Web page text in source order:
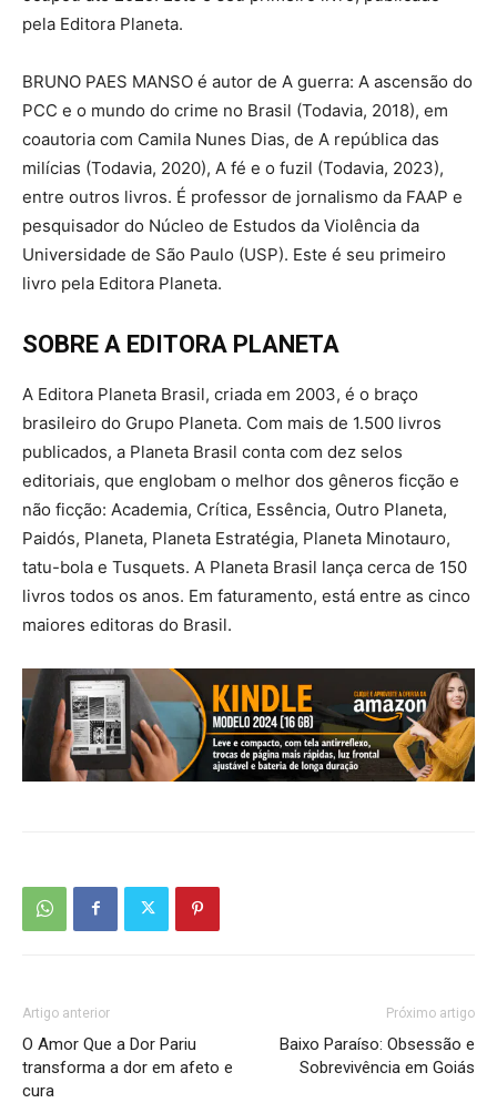
pela Editora Planeta.
BRUNO PAES MANSO é autor de A guerra: A ascensão do
PCC e o mundo do crime no Brasil (Todavia, 2018), em
coautoria com Camila Nunes Dias, de A república das
milícias (Todavia, 2020), A fé e o fuzil (Todavia, 2023),
entre outros livros. É professor de jornalismo da FAAP e
pesquisador do Núcleo de Estudos da Violência da
Universidade de São Paulo (USP). Este é seu primeiro
livro pela Editora Planeta.
SOBRE A EDITORA PLANETA
A Editora Planeta Brasil, criada em 2003, é o braço
brasileiro do Grupo Planeta. Com mais de 1.500 livros
publicados, a Planeta Brasil conta com dez selos
editoriais, que englobam o melhor dos gêneros ficção e
não ficção: Academia, Crítica, Essência, Outro Planeta,
Paidós, Planeta, Planeta Estratégia, Planeta Minotauro,
tatu-bola e Tusquets. A Planeta Brasil lança cerca de 150
livros todos os anos. Em faturamento, está entre as cinco
maiores editoras do Brasil.
Artigo anterior
O Amor Que a Dor Pariu
transforma a dor em afeto e
cura
Próximo artigo
Baixo Paraíso: Obsessão e
Sobrevivência em Goiás